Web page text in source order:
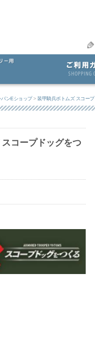
ンEショップ>装甲騎兵ボトムズ スコー
コープドッグをつ